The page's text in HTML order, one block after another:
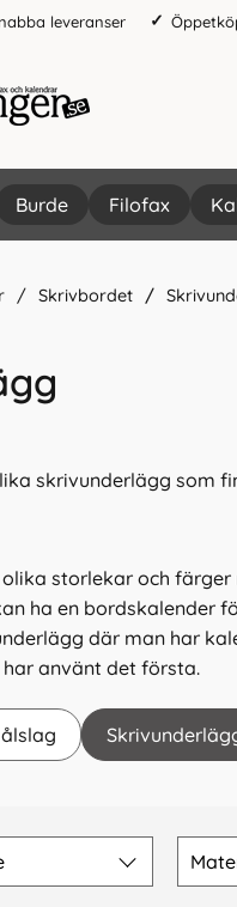
leveranser
Burde Filofax
Skrivbordet
skrivunderlägg som
storlekar och
ha en bordskalender
där man har
använt det första.